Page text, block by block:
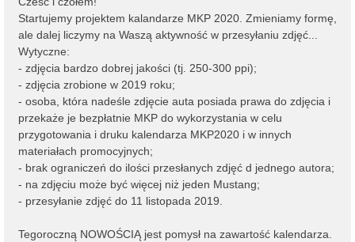
Startujemy projektem kalandarze MKP 2020. Zmieniamy formę,
ale dalej liczymy na Waszą aktywność w przesyłaniu zdjęć...
Wytyczne:
- zdjęcia bardzo dobrej jakości (tj. 250-300 ppi);
- zdjęcia zrobione w 2019 roku;
- osoba, która nadeśle zdjęcie auta posiada prawa do zdjęcia i
przekaże je bezpłatnie MKP do wykorzystania w celu
przygotowania i druku kalendarza MKP2020 i w innych
materiałach promocyjnych;
- brak ograniczeń do ilości przesłanych zdjęć d jednego autora;
- na zdjęciu może być więcej niż jeden Mustang;
- przesyłanie zdjęć do 11 listopada 2019.
Tegoroczną NOWOŚCIĄ jest pomysł na zawartość kalendarza.